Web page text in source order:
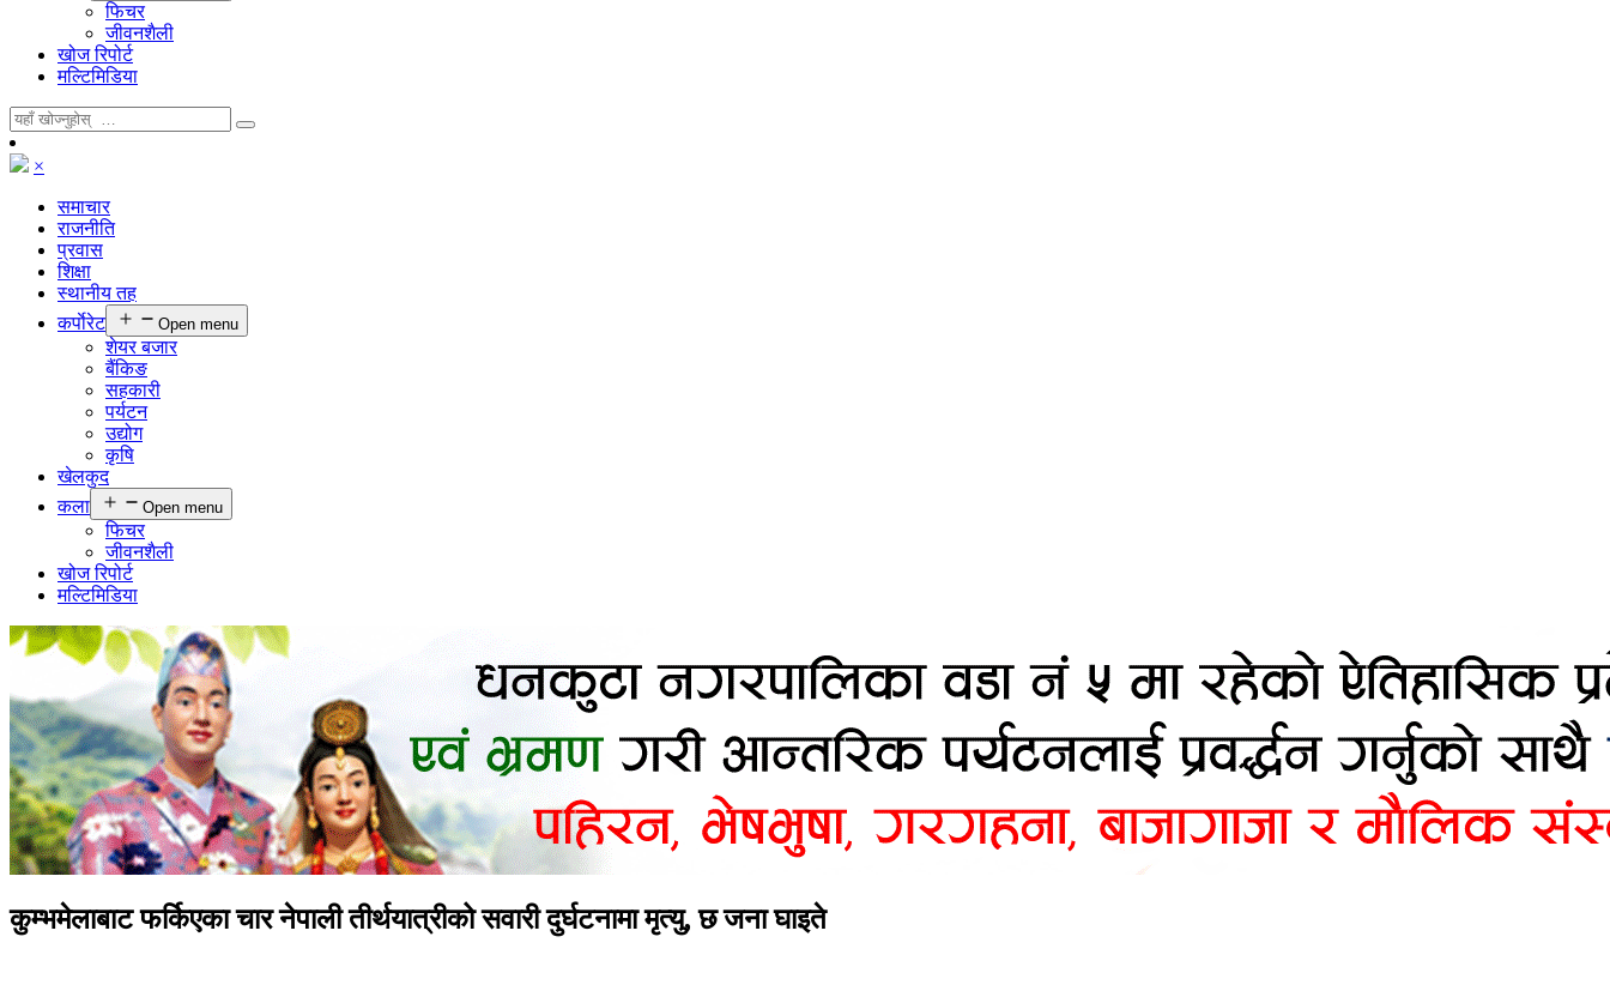
फिचर
जीवनशैली
खोज रिपोर्ट
मल्टिमिडिया
×
समाचार
राजनीति
प्रवास
शिक्षा
स्थानीय तह
कर्पाेरेट
Open menu
शेयर बजार
बैंकिङ
सहकारी
पर्यटन
उद्योग
कृषि
खेलकुद
कला
Open menu
फिचर
जीवनशैली
खोज रिपोर्ट
मल्टिमिडिया
कुम्भमेलाबाट फर्किएका चार नेपाली तीर्थयात्रीको सवारी दुर्घटनामा मृत्यु, छ जना घाइते